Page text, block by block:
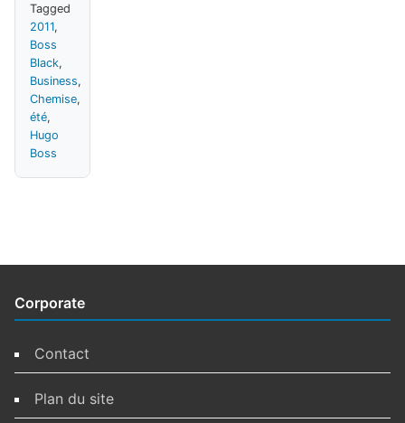
Tagged
2011,
Boss
Black,
Business,
Chemise,
été,
Hugo
Boss
Corporate
Contact
Plan du site